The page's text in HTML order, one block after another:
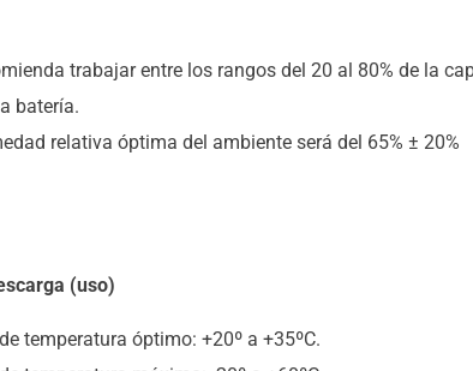
trabajar entre los rangos del 20 al 80% de la
batería.
relativa óptima del ambiente será del 65% ± 20%
(uso)
temperatura óptimo: +20º a +35ºC.